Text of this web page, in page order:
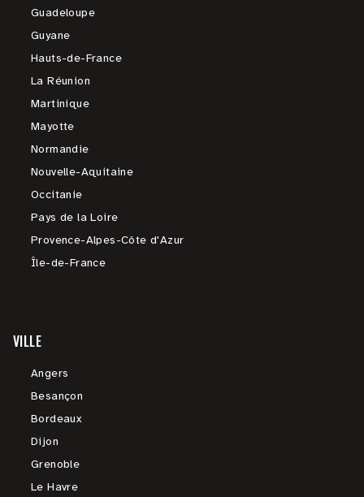
Guadeloupe
Guyane
Hauts-de-France
La Réunion
Martinique
Mayotte
Normandie
Nouvelle-Aquitaine
Occitanie
Pays de la Loire
Provence-Alpes-Côte d'Azur
Île-de-France
VILLE
Angers
Besançon
Bordeaux
Dijon
Grenoble
Le Havre